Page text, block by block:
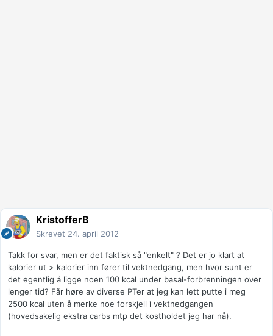
KristofferB
Skrevet 24. april 2012
Takk for svar, men er det faktisk så "enkelt" ? Det er jo klart at
kalorier ut > kalorier inn fører til vektnedgang, men hvor sunt er
det egentlig å ligge noen 100 kcal under basal-forbrenningen over
lenger tid? Får høre av diverse PTer at jeg kan lett putte i meg
2500 kcal uten å merke noe forskjell i vektnedgangen
(hovedsakelig ekstra carbs mtp det kostholdet jeg har nå).